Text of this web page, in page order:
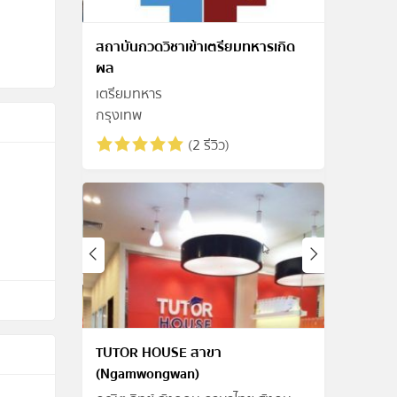
สถาบันกวดวิชาเข้าเตรียมทหารเกิด
ผล
เตรียมทหาร
กรุงเทพ
(2 รีวิว)
TUTOR HOUSE สาขา
(Ngamwongwan)